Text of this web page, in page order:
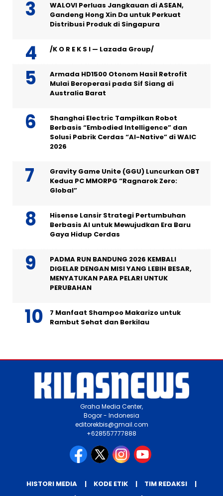
WALOVI Perluas Jangkauan di ASEAN,
Gandeng Hong Xin Da untuk Perkuat
Distribusi Produk di Singapura
/K O R E K S I — Lazada Group/
Armada HD1500 Otonom Hasil Retrofit
Mulai Beroperasi pada Sif Siang di
Australia Barat
Shanghai Electric Tampilkan Robot
Berbasis “Embodied Intelligence” dan
Solusi Pabrik Cerdas “AI-Native” di WAIC
2026
Gravity Game Unite (GGU) Luncurkan OBT
Kedua PC MMORPG “Ragnarok Zero:
Global”
Hisense Lansir Strategi Pertumbuhan
Berbasis AI untuk Mewujudkan Era Baru
Gaya Hidup Cerdas
PADMA RUN BANDUNG 2026 KEMBALI
DIGELAR DENGAN MISI YANG LEBIH BESAR,
MENYATUKAN PARA PELARI UNTUK
PERUBAHAN
7 Manfaat Shampoo Makarizo untuk
Rambut Sehat dan Berkilau
Graha Media Center,
Bogor - Indonesia
editorekbis@gmail.com
+628557777888
HISTORI MEDIA KODE ETIK
TIM REDAKSI